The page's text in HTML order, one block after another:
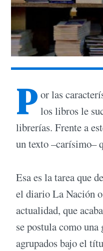
P or las
los libros le
librerías. Frente a
un texto –carísimo–
Esa es la tarea que
el diario La Nación
actualidad, que
se postula como
agrupados bajo el